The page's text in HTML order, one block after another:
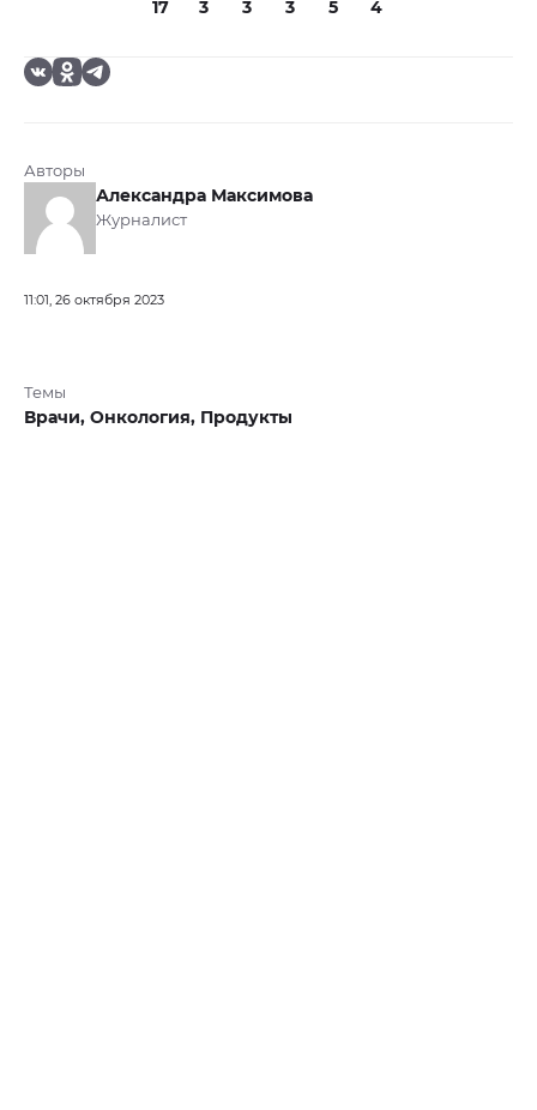
17 3 3 3 5 4
Авторы
Александра Максимова
Журналист
11:01, 26 октября 2023
Темы
Врачи, Онкология, Продукты